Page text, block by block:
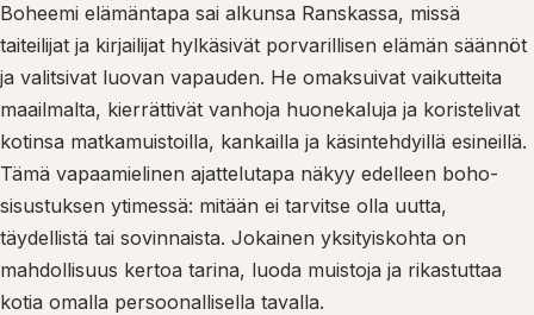
Boheemi elämäntapa sai alkunsa Ranskassa, missä
taiteilijat ja kirjailijat hylkäsivät porvarillisen elämän säännöt
ja valitsivat luovan vapauden. He omaksuivat vaikutteita
maailmalta, kierrättivät vanhoja huonekaluja ja koristelivat
kotinsa matkamuistoilla, kankailla ja käsintehdyillä esineillä.
Tämä vapaamielinen ajattelutapa näkyy edelleen boho-
sisustuksen ytimessä: mitään ei tarvitse olla uutta,
täydellistä tai sovinnaista. Jokainen yksityiskohta on
mahdollisuus kertoa tarina, luoda muistoja ja rikastuttaa
kotia omalla persoonallisella tavalla.